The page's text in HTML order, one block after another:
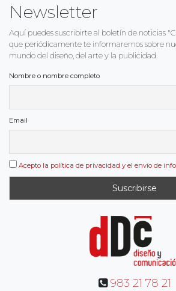
Newsletter
Aquí puedes suscribirte al boletín de noticias
que periódicamente te informaremos sobre
mundo del diseño, del arte y la publicidad.
Nombre o nombre completo
Email
Acepto la política de privacidad y el envío de
983 21 78 21